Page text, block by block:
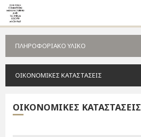
ΠΛΗΡΟΦΟΡΙΑΚΟ ΥΛΙΚΟ
ΟΙΚΟΝΟΜΙΚΕΣ ΚΑΤΑΣΤΑΣΕΙΣ
ΟΙΚΟΝΟΜΙΚΕΣ ΚΑΤΑΣΤΑΣΕΙΣ